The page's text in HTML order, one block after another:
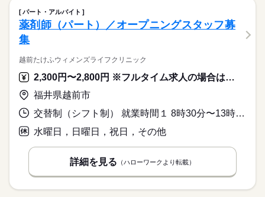
パート・アルバイト
薬剤師（パート）／オープニングスタッフ募
集
越前たけふウィメンズライフクリニック
2,300円〜2,800円 ※フルタイム求人の場合は月額（換算額）、パート求人の場合は時間額を表示しています。
福井県越前市
交替制（シフト制） 就業時間１ 8時30分〜13時00分 就業時間２ 15時00分〜18時30分 就業時間３ 8時30分〜18時30分 就業時間に関する特記事項 （１）～（３）月・火・木・金・土の勤務時間（（３）のみ休憩１
水曜日，日曜日，祝日，その他
詳細を見る （ハローワークより転載）